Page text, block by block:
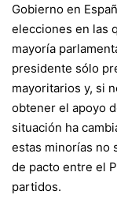
Gobierno en
elecciones en las
mayoría
presidente sólo
mayoritarios y, si
obtener el apoyo
situación ha
estas minorías no
de pacto entre el
partidos.